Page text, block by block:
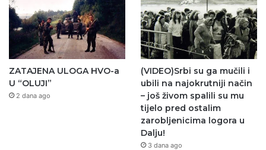
ZATAJENA ULOGA HVO-a
U “OLUJI”
2 dana ago
(VIDEO)Srbi su ga mučili i
ubili na najokrutniji način
– još živom spalili su mu
tijelo pred ostalim
zarobljenicima logora u
Dalju!
3 dana ago